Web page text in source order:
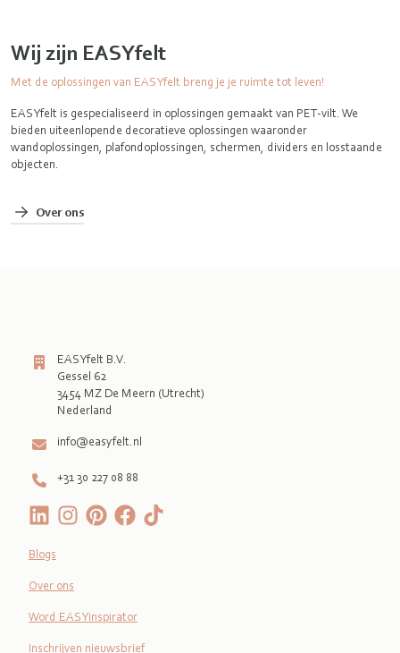
Wij zijn EASYfelt
Met de oplossingen van EASYfelt breng je je ruimte tot leven!
EASYfelt is gespecialiseerd in oplossingen gemaakt van PET-vilt. We
bieden uiteenlopende decoratieve oplossingen waaronder
wandoplossingen, plafondoplossingen, schermen, dividers en losstaande
objecten.
Over ons
EASYfelt B.V.
Gessel 62
3454 MZ De Meern (Utrecht)
Nederland
info@easyfelt.nl
+31 30 227 08 88
Blogs
Over ons
Word EASYinspirator
Inschrijven nieuwsbrief